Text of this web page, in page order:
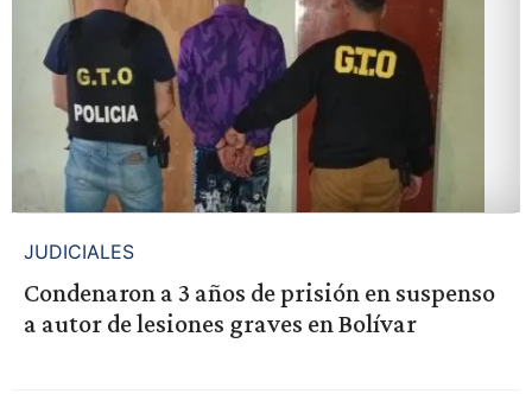
JUDICIALES
Condenaron a 3 años de prisión en suspenso
a autor de lesiones graves en Bolívar